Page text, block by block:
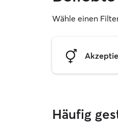
Wähle einen
Häufig